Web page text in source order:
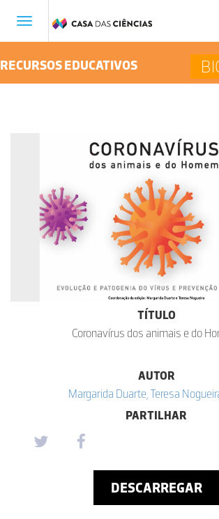
Toggle
RECURSOS EDUCATIVOS
TÍTULO
Coronavírus dos animais e do
AUTOR
Margarida Duarte, Teresa
PARTILHAR
DESCARREGAR